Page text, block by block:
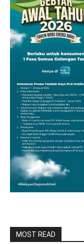
MOST READ